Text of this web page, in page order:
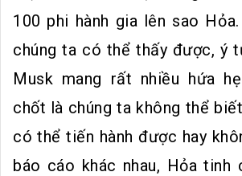
100 phi hành gia lên sao
chúng ta có thể thấy được, ý
Musk mang rất nhiều hứa
chốt là chúng ta không thể
có thể tiến hành được hay
báo cáo khác nhau, Hỏa tinh